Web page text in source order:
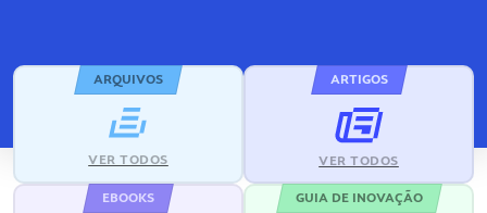
ARQUIVOS
VER TODOS
ARTIGOS
VER TODOS
EBOOKS GUIA DE INOVAÇÃO